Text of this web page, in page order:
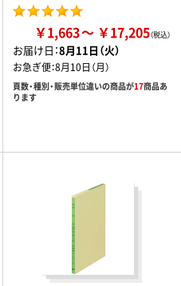
￥1,663 ￥17,205
お届け日：8月11日（火）
お急ぎ便：8月10日（月）
頁数・種別・販売単位違いの商品が17商品あ
ります